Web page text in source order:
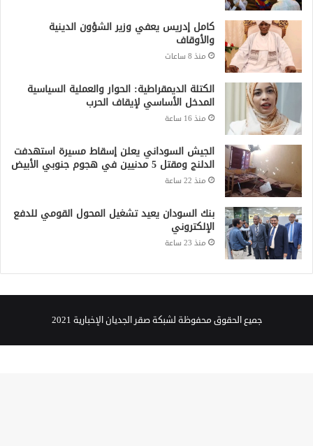
كامل إدريس يعفي وزير الشؤون الدينية
والأوقاف
منذ 8 ساعات
الكتلة الديمقراطية: الحوار والعملية السياسية
المدخل الأساسي لإيقاف الحرب
منذ 16 ساعة
الجيش السوداني يعلن إسقاط مسيرة استهدفت
الدلنج ومقتل 5 مدنيين في هجوم جنوبي الأبيض
منذ 22 ساعة
بنك السودان يعيد تشغيل المحول القومي للدفع
الإلكتروني
منذ 23 ساعة
جميع الحقوق محفوظة لشبكة صقر الجديان الإخبارية 2021